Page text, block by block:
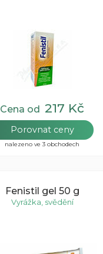
Cena od 217 Kč
Porovnat ceny
nalezeno ve 3 obchodech
Fenistil gel 50 g
Vyrážka, svědění